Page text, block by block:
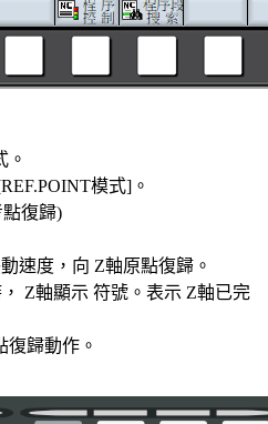
。
模式]。
點復歸)
速度，向 Z軸原點復歸。
Z軸顯示 符號。表示 Z軸已完
復歸動作。